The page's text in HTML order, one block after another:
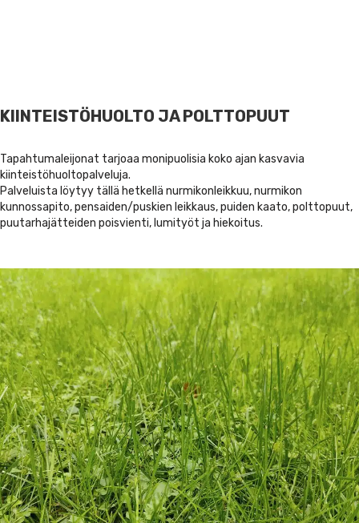
KIINTEISTÖHUOLTO JA POLTTOPUUT
Tapahtumaleijonat tarjoaa monipuolisia koko ajan kasvavia
kiinteistöhuoltopalveluja.
Palveluista löytyy tällä hetkellä nurmikonleikkuu, nurmikon
kunnossapito, pensaiden/puskien leikkaus, puiden kaato, polttopuut,
puutarhajätteiden poisvienti, lumityöt ja hiekoitus.